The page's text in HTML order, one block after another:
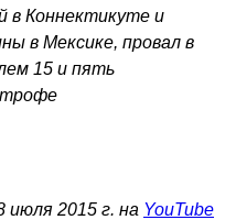
в Коннектикуте и
в Мексике, провал в
15 и пять
июля 2015 г. на YouTube